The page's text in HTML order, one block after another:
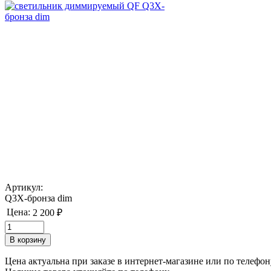
Артикул:
Q3X-бронза dim
Цена: 2 200 ₽
Цена актуальна при заказе в интернет-магазине или по